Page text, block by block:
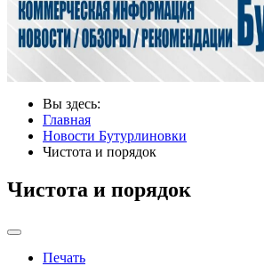
Вы здесь:
Главная
Новости Бутурлиновки
Чистота и порядок
Чистота и порядок
Печать